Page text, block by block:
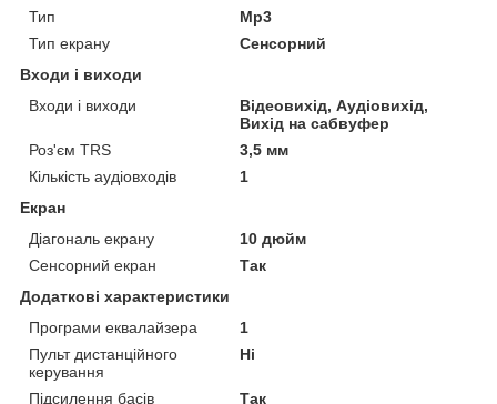
Тип
Mp3
Тип екрану
Сенсорний
Входи і виходи
Входи і виходи
Відеовихід, Аудіовихід,
Вихід на сабвуфер
Роз'єм TRS
3,5 мм
Кількість аудіовходів
1
Екран
Діагональ екрану
10 дюйм
Сенсорний екран
Так
Додаткові характеристики
Програми еквалайзера
1
Пульт дистанційного
керування
Ні
Підсилення басів
Так